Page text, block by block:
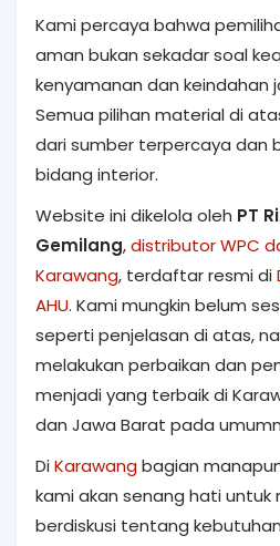
Kami percaya bahwa
aman bukan sekadar soal
kenyamanan dan keindahan
Semua pilihan material di
dari sumber terpercaya dan
bidang interior.
Website ini dikelola oleh PT
Gemilang,distributor WPC
Karawang, terdaftar resmi di
AHU. Kami mungkin belum
seperti penjelasan di atas,
melakukan perbaikan dan
menjadi yang terbaik di
dan Jawa Barat pada
DiKarawangbagian
kami akan senang hati untuk
berdiskusi tentang